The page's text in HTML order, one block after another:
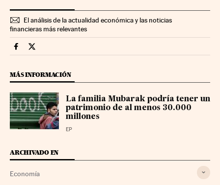
El análisis de la actualidad económica y las noticias
financieras más relevantes
Economia Cinco Días en Facebook
Economia Cinco Días en Twitter
MÁS INFORMACIÓN
La familia Mubarak podría tener un
patrimonio de al menos 30.000
millones
EP
ARCHIVADO EN
Economía